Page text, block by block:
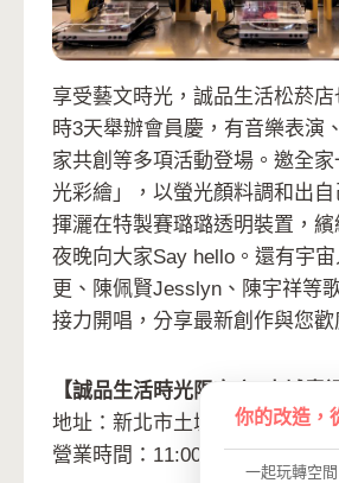
享受藝文時光，誠品生活松菸
時3天舉辦會員慶，有音樂表演
家共創等多項活動登場。邀全
光彩繪」，以螢光顏料調和出
揮灑在特製賽璐璐透明裝置，
夜晚向大家Say hello。還有宇
更、陳佩賢Jesslyn、陳宇祥等
接力開唱，分享最新創作與您歡
【誠品生活時光限定店–土城青福
地址：新北市土城區青福街235
營業時間：11:00-19:00
你的改造，
一起玩轉空